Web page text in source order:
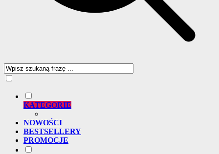
KATEGORIE
NOWOŚCI
BESTSELLERY
PROMOCJE